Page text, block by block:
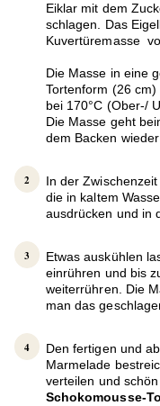
Eiklar mit dem
schlagen. Das
Kuvertüremasse
Die Masse in eine
Tortenform (26
bei 170°C (Ober-/
Die Masse geht
dem Backen
In der
die in kaltem
ausdrücken und in
Etwas auskühlen
einrühren und bis
weiterrühren. Die
man das
Den fertigen und
Marmelade
verteilen und
Schokomousse-